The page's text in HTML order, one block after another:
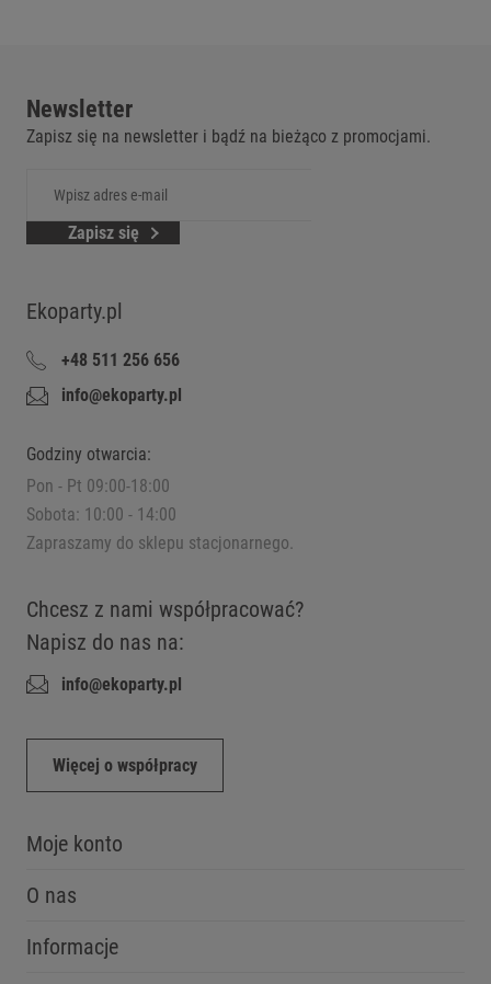
Newsletter
Zapisz się na newsletter i bądź na bieżąco z promocjami.
Zapisz się
Ekoparty.pl
+48 511 256 656
info@ekoparty.pl
Godziny otwarcia:
Pon - Pt 09:00-18:00
Sobota: 10:00 - 14:00
Zapraszamy do sklepu stacjonarnego.
Chcesz z nami współpracować?
Napisz do nas na:
info@ekoparty.pl
Więcej o współpracy
Moje konto
O nas
Informacje